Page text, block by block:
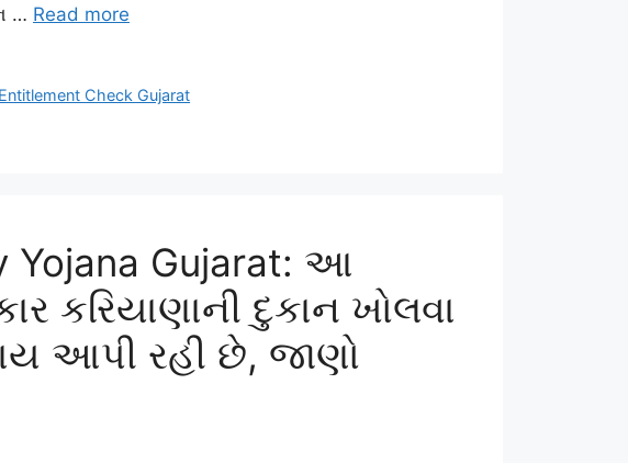
… Read more
Check Gujarat
Yojana Gujarat: આ
કરિયાણાની દુકાન ખોલવા
આપી રહી છે, જાણો